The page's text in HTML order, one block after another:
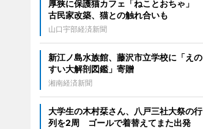
厚狭に保護猫カフェ「ねことおちゃ」
古民家改築、猫との触れ合いも
山口宇部経済新聞
新江ノ島水族館、藤沢市立学校に「えの
すい大解剖図鑑」寄贈
湘南経済新聞
大学生の木村栞さん、八戸三社大祭の行
列を2周 ゴールで着替えてまた出発